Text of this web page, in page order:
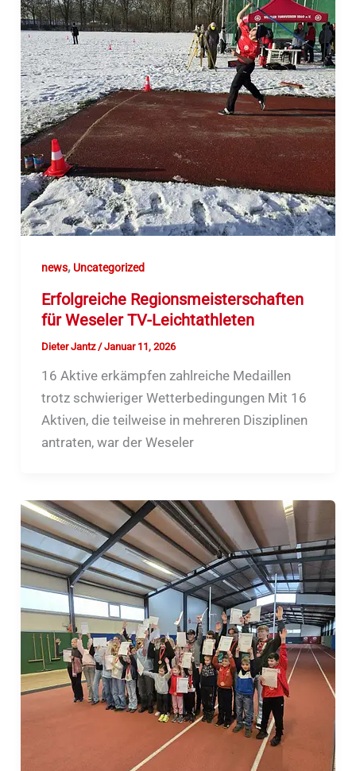
news, Uncategorized
Erfolgreiche Regionsmeisterschaften
für Weseler TV-Leichtathleten
Dieter Jantz /Januar 11, 2026
16 Aktive erkämpfen zahlreiche Medaillen
trotz schwieriger Wetterbedingungen Mit 16
Aktiven, die teilweise in mehreren Disziplinen
antraten, war der Weseler